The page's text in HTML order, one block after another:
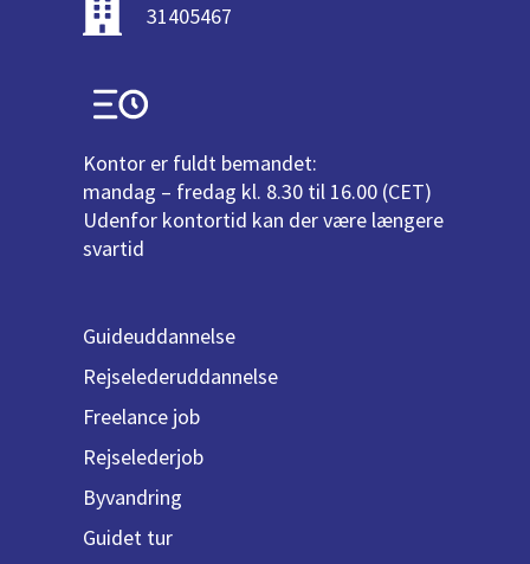
31405467
Kontor er fuldt bemandet:
mandag – fredag kl. 8.30 til 16.00 (CET)
Udenfor kontortid kan der være længere
svartid
Guideuddannelse
Rejselederuddannelse
Freelance job
Rejselederjob
Byvandring
Guidet tur